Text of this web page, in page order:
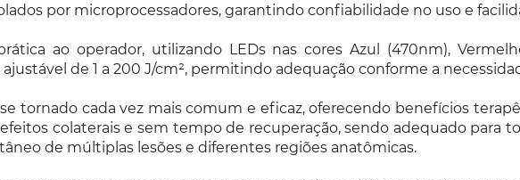
por microprocessadores, garantindo confiabilidade no uso e
ao operador, utilizando LEDs nas cores Azul (470nm),
de 1 a 200 J/cm², permitindo adequação conforme a
tornado cada vez mais comum e eficaz, oferecendo benefícios
colaterais e sem tempo de recuperação, sendo adequado para
de múltiplas lesões e diferentes regiões anatômicas.